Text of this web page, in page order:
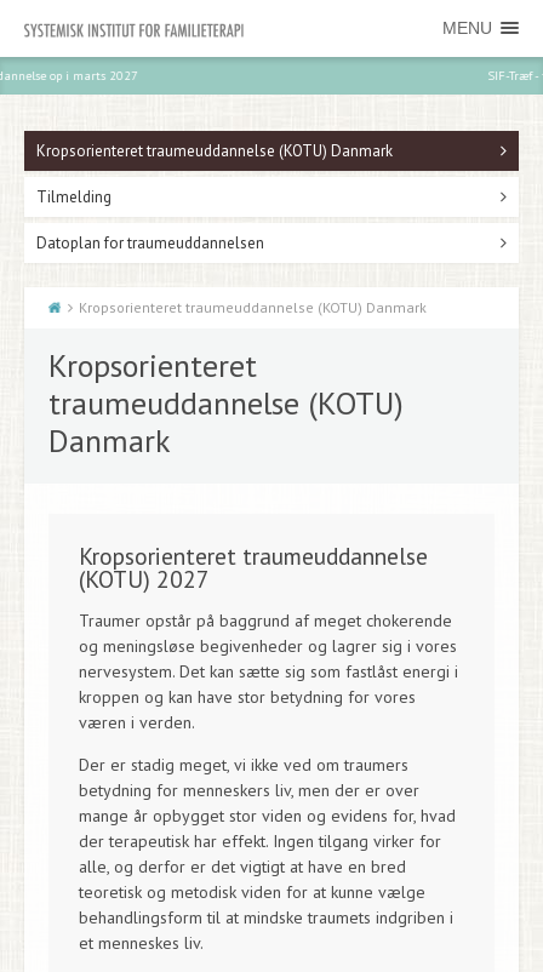
MENU
Kropsorienteret traumeuddannelse (KOTU) Danmark
Tilmelding
Datoplan for traumeuddannelsen
Kropsorienteret traumeuddannelse (KOTU) Danmark
Kropsorienteret
traumeuddannelse (KOTU)
Danmark
Kropsorienteret traumeuddannelse
(KOTU) 2027
Traumer opstår på baggrund af meget chokerende
og meningsløse begivenheder og lagrer sig i vores
nervesystem. Det kan sætte sig som fastlåst energi i
kroppen og kan have stor betydning for vores
væren i verden.
Der er stadig meget, vi ikke ved om traumers
betydning for menneskers liv, men der er over
mange år opbygget stor viden og evidens for, hvad
der terapeutisk har effekt. Ingen tilgang virker for
alle, og derfor er det vigtigt at have en bred
teoretisk og metodisk viden for at kunne vælge
behandlingsform til at mindske traumets indgriben i
et menneskes liv.